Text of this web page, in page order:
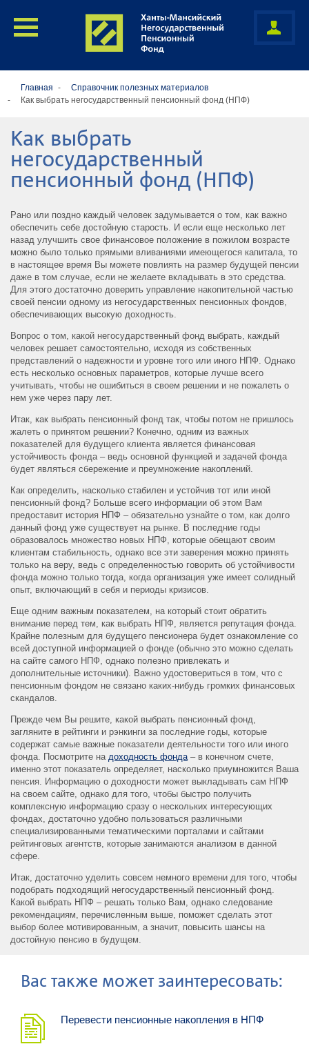
Главная
Cправочник полезных материалов
Как выбрать негосударственный пенсионный фонд (НПФ)
Как выбрать
негосударственный
пенсионный фонд (НПФ)
Рано или поздно каждый человек задумывается о том, как важно
обеспечить себе достойную старость. И если еще несколько лет
назад улучшить свое финансовое положение в пожилом возрасте
можно было только прямыми вливаниями имеющегося капитала, то
в настоящее время Вы можете повлиять на размер будущей пенсии
даже в том случае, если не желаете вкладывать в это средства.
Для этого достаточно доверить управление накопительной частью
своей пенсии одному из негосударственных пенсионных фондов,
обеспечивающих высокую доходность.
Вопрос о том, какой негосударственный фонд выбрать, каждый
человек решает самостоятельно, исходя из собственных
представлений о надежности и уровне того или иного НПФ. Однако
есть несколько основных параметров, которые лучше всего
учитывать, чтобы не ошибиться в своем решении и не пожалеть о
нем уже через пару лет.
Итак, как выбрать пенсионный фонд так, чтобы потом не пришлось
жалеть о принятом решении? Конечно, одним из важных
показателей для будущего клиента является финансовая
устойчивость фонда – ведь основной функцией и задачей фонда
будет являться сбережение и преумножение накоплений.
Как определить, насколько стабилен и устойчив тот или иной
пенсионный фонд? Больше всего информации об этом Вам
предоставит история НПФ – обязательно узнайте о том, как долго
данный фонд уже существует на рынке. В последние годы
образовалось множество новых НПФ, которые обещают своим
клиентам стабильность, однако все эти заверения можно принять
только на веру, ведь с определенностью говорить об устойчивости
фонда можно только тогда, когда организация уже имеет солидный
опыт, включающий в себя и периоды кризисов.
Еще одним важным показателем, на который стоит обратить
внимание перед тем, как выбрать НПФ, является репутация фонда.
Крайне полезным для будущего пенсионера будет ознакомление со
всей доступной информацией о фонде (обычно это можно сделать
на сайте самого НПФ, однако полезно привлекать и
дополнительные источники). Важно удостовериться в том, что с
пенсионным фондом не связано каких-нибудь громких финансовых
скандалов.
Прежде чем Вы решите, какой выбрать пенсионный фонд,
загляните в рейтинги и рэнкинги за последние годы, которые
содержат самые важные показатели деятельности того или иного
фонда. Посмотрите на доходность фонда – в конечном счете,
именно этот показатель определяет, насколько приумножится Ваша
пенсия. Информацию о доходности может выкладывать сам НПФ
на своем сайте, однако для того, чтобы быстро получить
комплексную информацию сразу о нескольких интересующих
фондах, достаточно удобно пользоваться различными
специализированными тематическими порталами и сайтами
рейтинговых агентств, которые занимаются анализом в данной
сфере.
Итак, достаточно уделить совсем немного времени для того, чтобы
подобрать подходящий негосударственный пенсионный фонд.
Какой выбрать НПФ – решать только Вам, однако следование
рекомендациям, перечисленным выше, поможет сделать этот
выбор более мотивированным, а значит, повысить шансы на
достойную пенсию в будущем.
Ваc также может заинтересовать:
Перевести пенсионные накопления в НПФ